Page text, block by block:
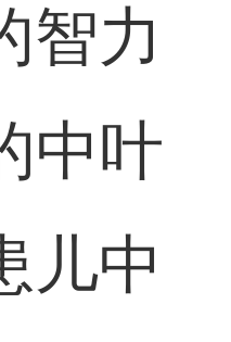
智力
中叶
儿中